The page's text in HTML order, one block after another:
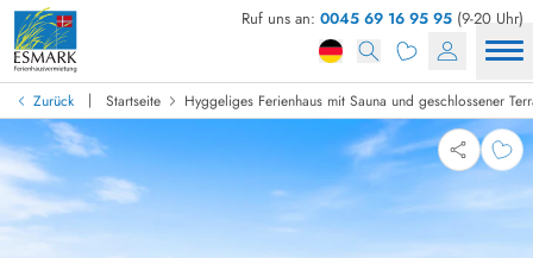
Ruf uns an: 0045 69 16 95 95 (9-20 Uhr)
Zurück | Startseite Hyggeliges Ferienhaus mit Sauna und geschlossener